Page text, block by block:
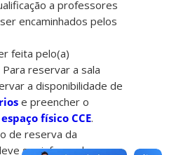
a professores
encaminhados pelos
feita pelo(a)
reservar a sala
a disponibilidade de
e preencher o
físico CCE.
de reserva da
ser informado no